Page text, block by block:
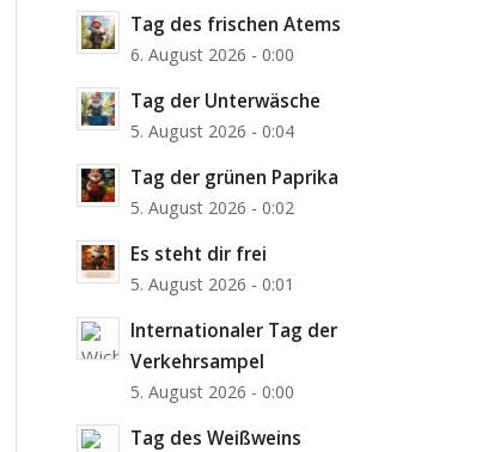
Tag des frischen Atems
6. August 2026 - 0:00
Tag der Unterwäsche
5. August 2026 - 0:04
Tag der grünen Paprika
5. August 2026 - 0:02
Es steht dir frei
5. August 2026 - 0:01
Internationaler Tag der
Verkehrsampel
5. August 2026 - 0:00
Tag des Weißweins